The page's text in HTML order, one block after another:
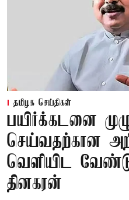
தமிழக செய்திகள்
பயிர்க்கடனை
செய்வதற்கான
வெளியிட
தினகரன்